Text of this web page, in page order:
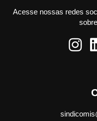
Acesse nossas redes